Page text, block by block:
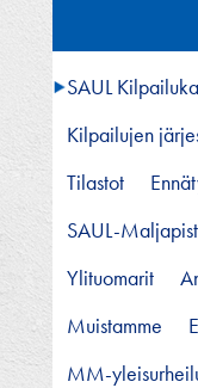
SAUL
Kilpailujen
Tilastot
SAUL-
Ylituomarit
Muistamme
MM-